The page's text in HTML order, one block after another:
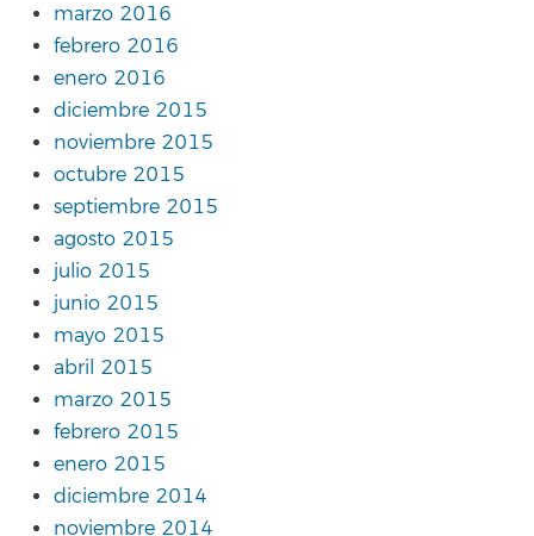
marzo 2016
febrero 2016
enero 2016
diciembre 2015
noviembre 2015
octubre 2015
septiembre 2015
agosto 2015
julio 2015
junio 2015
mayo 2015
abril 2015
marzo 2015
febrero 2015
enero 2015
diciembre 2014
noviembre 2014